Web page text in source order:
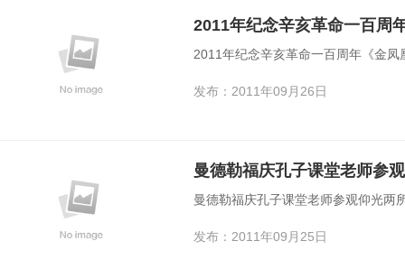
2011年纪念辛亥革命一百周
2011年纪念辛亥革命一百周年《金
发布：2011年09月26日
曼德勒福庆孔子课堂老师参
曼德勒福庆孔子课堂老师参观仰光两
发布：2011年09月25日